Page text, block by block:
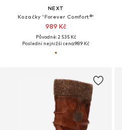
NEXT
Kozačky 'Forever Comfort®'
989 Kč
Původně: 2 535 Kč
Poslední nejnižší cena:989 Kč